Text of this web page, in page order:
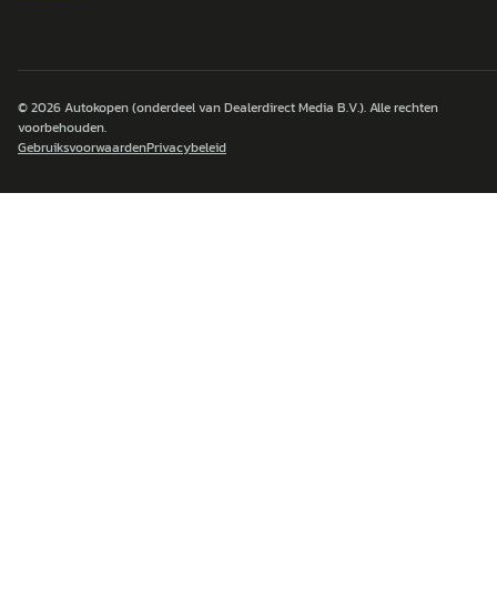
© 2026Autokopen(onderdeel van Dealerdirect Media B.V.). Alle rechten
voorbehouden.
GebruiksvoorwaardenPrivacybeleid